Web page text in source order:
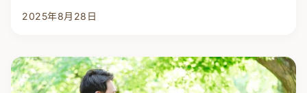
2025年8月28日